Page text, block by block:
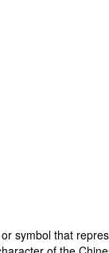
symbol that